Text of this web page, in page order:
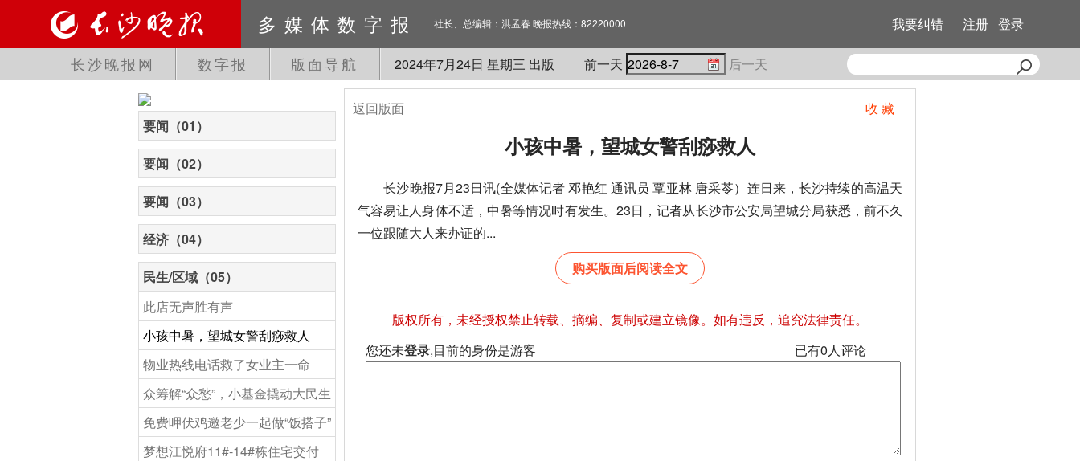
多媒体数字报 社长、总编辑：洪孟春 晚报热线：82220000 我要纠错 注册 登录
长沙晚报网 数字报 版面导航 2024年7月24日 星期三 出版 前一天 后一天
要闻（01）
要闻（02）
要闻（03）
经济（04）
民生/区域（05）
此店无声胜有声
小孩中暑，望城女警刮痧救人
物业热线电话救了女业主一命
众筹解“众愁”，小基金撬动大民生
免费呷伏鸡邀老少一起做“饭搭子”
梦想江悦府11#-14#栋住宅交付
返回版面 收 藏
小孩中暑，望城女警刮痧救人
长沙晚报7月23日讯(全媒体记者 邓艳红 通讯员 覃亚林 唐采苓）连日来，长沙持续的高温天
气容易让人身体不适，中暑等情况时有发生。23日，记者从长沙市公安局望城分局获悉，前不久
一位跟随大人来办证的...
购买版面后阅读全文
版权所有，未经授权禁止转载、摘编、复制或建立镜像。如有违反，追究法律责任。
您还未登录,目前的身份是游客 已有0人评论